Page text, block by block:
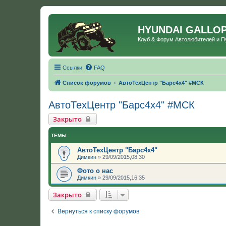
HYUNDAI
Клуб & Форум Автолюбителей и
Ссылки FAQ
Список форумов АвтоТехЦентр "Барс4х4" #МСК
АвтоТехЦентр "Барс4х4" #МСК
Закрыто
ТЕМЫ
АвтоТехЦентр "Барс4х4"
Димкин » 29/09/2015,08:30
Фото о нас
Димкин » 29/09/2015,16:35
Закрыто
Вернуться к списку форумов